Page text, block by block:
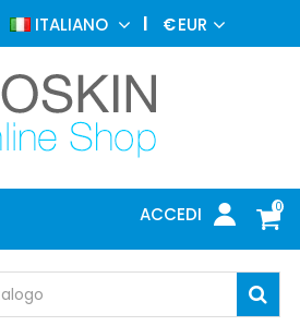
ITALIANO €EUR
0
ACCEDI